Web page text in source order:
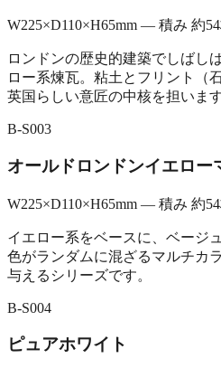
W225×D110×H65mm — 積み 約
ロンドンの歴史的建築でしばし
ロー系煉瓦。粘土とフリント（
英国らしい意匠の中核を担います
B-S003
オールドロンドンイエロー
W225×D110×H65mm — 積み 約
イエロー系をベースに、ベージ
色がランダムに混ざるマルチカ
与えるシリーズです。
B-S004
ピュアホワイト